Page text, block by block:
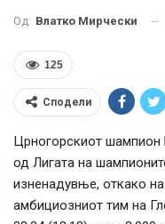
Од: Влатко Мирчески
125
Сподели
Црногорскиот шампион
од Лигата на
изненадувње, откако
амбициозниот тим на